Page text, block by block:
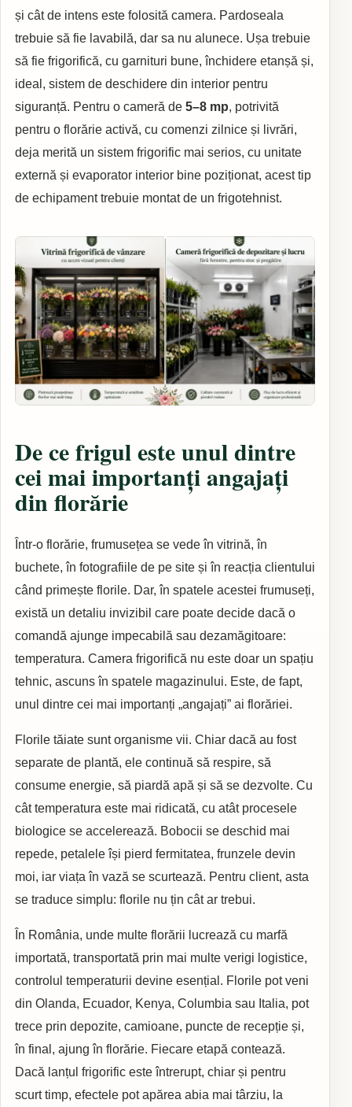
și cât de intens este folosită camera. Pardoseala
trebuie să fie lavabilă, dar sa nu alunece. Ușa trebuie
să fie frigorifică, cu garnituri bune, închidere etanșă și,
ideal, sistem de deschidere din interior pentru
siguranță. Pentru o cameră de 5–8 mp, potrivită
pentru o florărie activă, cu comenzi zilnice și livrări,
deja merită un sistem frigorific mai serios, cu unitate
externă și evaporator interior bine poziționat, acest tip
de echipament trebuie montat de un frigotehnist.
De ce frigul este unul dintre
cei mai importanți angajați
din florărie
Într-o florărie, frumusețea se vede în vitrină, în
buchete, în fotografiile de pe site și în reacția clientului
când primește florile. Dar, în spatele acestei frumuseți,
există un detaliu invizibil care poate decide dacă o
comandă ajunge impecabilă sau dezamăgitoare:
temperatura. Camera frigorifică nu este doar un spațiu
tehnic, ascuns în spatele magazinului. Este, de fapt,
unul dintre cei mai importanți „angajați” ai florăriei.
Florile tăiate sunt organisme vii. Chiar dacă au fost
separate de plantă, ele continuă să respire, să
consume energie, să piardă apă și să se dezvolte. Cu
cât temperatura este mai ridicată, cu atât procesele
biologice se accelerează. Bobocii se deschid mai
repede, petalele își pierd fermitatea, frunzele devin
moi, iar viața în vază se scurtează. Pentru client, asta
se traduce simplu: florile nu țin cât ar trebui.
În România, unde multe florării lucrează cu marfă
importată, transportată prin mai multe verigi logistice,
controlul temperaturii devine esențial. Florile pot veni
din Olanda, Ecuador, Kenya, Columbia sau Italia, pot
trece prin depozite, camioane, puncte de recepție și,
în final, ajung în florărie. Fiecare etapă contează.
Dacă lanțul frigorific este întrerupt, chiar și pentru
scurt timp, efectele pot apărea abia mai târziu, la